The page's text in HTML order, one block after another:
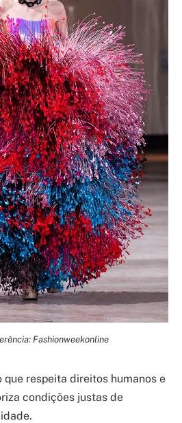
Fashionweekonline
que respeita direitos humanos e
condições justas de